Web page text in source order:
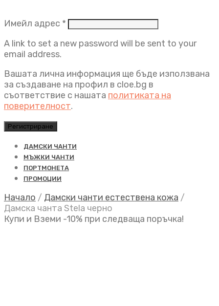
Имейл адрес * Задължително
A link to set a new password will be sent to your
email address.
Вашата лична информация ще бъде използвана
за създаване на профил в cloe.bg в
съответствие с нашата политиката на
поверителност.
Регистриране
ДАМСКИ ЧАНТИ
МЪЖКИ ЧАНТИ
ПОРТМОНЕТА
ПРОМОЦИИ
Начало / Дамски чанти естествена кожа /
Дамска чанта Stela черно
Купи и Вземи -10% при следваща поръчка!